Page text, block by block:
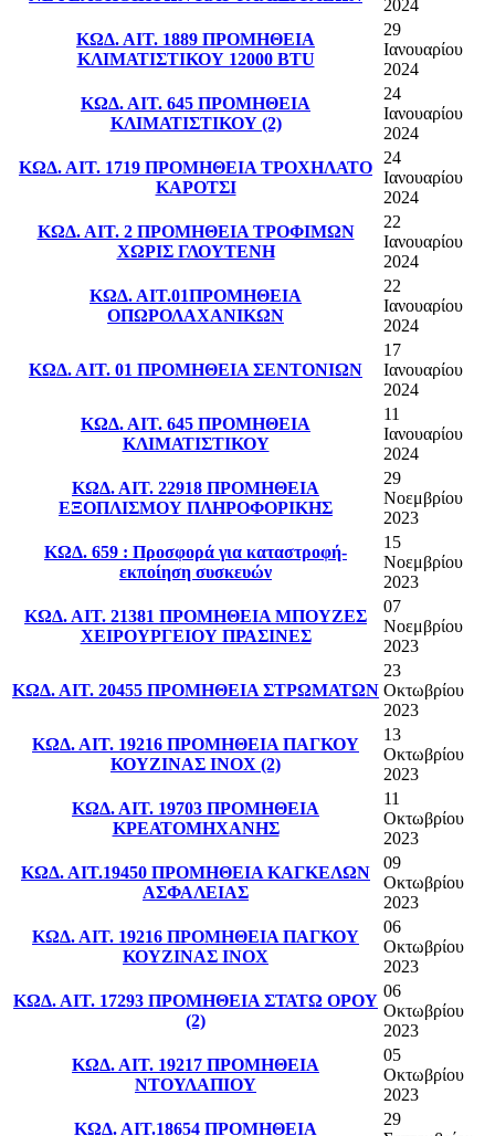
2024
ΚΩΔ. ΑΙΤ. 1889 ΠΡΟΜΗΘΕΙΑ
ΚΛΙΜΑΤΙΣΤΙΚΟΥ 12000 BTU
29
Ιανουαρίου
2024
ΚΩΔ. ΑΙΤ. 645 ΠΡΟΜΗΘΕΙΑ
ΚΛΙΜΑΤΙΣΤΙΚΟΥ (2)
24
Ιανουαρίου
2024
ΚΩΔ. ΑΙΤ. 1719 ΠΡΟΜΗΘΕΙΑ ΤΡΟΧΗΛΑΤΟ
ΚΑΡΟΤΣΙ
24
Ιανουαρίου
2024
ΚΩΔ. ΑΙΤ. 2 ΠΡΟΜΗΘΕΙΑ ΤΡΟΦΙΜΩΝ
ΧΩΡΙΣ ΓΛΟΥΤΕΝΗ
22
Ιανουαρίου
2024
ΚΩΔ. ΑΙΤ.01ΠΡΟΜΗΘΕΙΑ
ΟΠΩΡΟΛΑΧΑΝΙΚΩΝ
22
Ιανουαρίου
2024
ΚΩΔ. ΑΙΤ. 01 ΠΡΟΜΗΘΕΙΑ ΣΕΝΤΟΝΙΩΝ
17
Ιανουαρίου
2024
ΚΩΔ. ΑΙΤ. 645 ΠΡΟΜΗΘΕΙΑ
ΚΛΙΜΑΤΙΣΤΙΚΟΥ
11
Ιανουαρίου
2024
ΚΩΔ. ΑΙΤ. 22918 ΠΡΟΜΗΘΕΙΑ
ΕΞΟΠΛΙΣΜΟΥ ΠΛΗΡΟΦΟΡΙΚΗΣ
29
Νοεμβρίου
2023
ΚΩΔ. 659 : Προσφορά για καταστροφή-
εκποίηση συσκευών
15
Νοεμβρίου
2023
ΚΩΔ. ΑΙΤ. 21381 ΠΡΟΜΗΘΕΙΑ ΜΠΟΥΖΕΣ
ΧΕΙΡΟΥΡΓΕΙΟΥ ΠΡΑΣΙΝΕΣ
07
Νοεμβρίου
2023
ΚΩΔ. ΑΙΤ. 20455 ΠΡΟΜΗΘΕΙΑ ΣΤΡΩΜΑΤΩΝ
23
Οκτωβρίου
2023
ΚΩΔ. ΑΙΤ. 19216 ΠΡΟΜΗΘΕΙΑ ΠΑΓΚΟΥ
ΚΟΥΖΙΝΑΣ ΙΝΟΧ (2)
13
Οκτωβρίου
2023
ΚΩΔ. ΑΙΤ. 19703 ΠΡΟΜΗΘΕΙΑ
ΚΡΕΑΤΟΜΗΧΑΝΗΣ
11
Οκτωβρίου
2023
ΚΩΔ. ΑΙΤ.19450 ΠΡΟΜΗΘΕΙΑ ΚΑΓΚΕΛΩΝ
ΑΣΦΑΛΕΙΑΣ
09
Οκτωβρίου
2023
ΚΩΔ. ΑΙΤ. 19216 ΠΡΟΜΗΘΕΙΑ ΠΑΓΚΟΥ
ΚΟΥΖΙΝΑΣ ΙΝΟΧ
06
Οκτωβρίου
2023
ΚΩΔ. ΑΙΤ. 17293 ΠΡΟΜΗΘΕΙΑ ΣΤΑΤΩ ΟΡΟΥ
(2)
06
Οκτωβρίου
2023
ΚΩΔ. ΑΙΤ. 19217 ΠΡΟΜΗΘΕΙΑ
ΝΤΟΥΛΑΠΙΟΥ
05
Οκτωβρίου
2023
ΚΩΔ. ΑΙΤ.18654 ΠΡΟΜΗΘΕΙΑ
29